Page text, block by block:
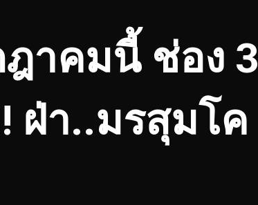
าคมนี้ ช่อง 3
ฝ่า..มรสุมโค